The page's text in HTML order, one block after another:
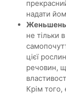
надати
не тільки
цієї
речовин,
Крім